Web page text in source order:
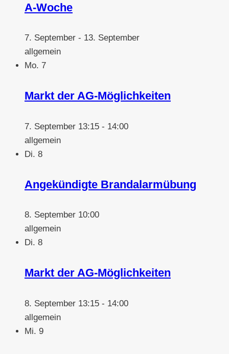
A-Woche
7. September - 13. September
allgemein
Mo. 7
Markt der AG-Möglichkeiten
7. September 13:15 - 14:00
allgemein
Di. 8
Angekündigte Brandalarmübung
8. September 10:00
allgemein
Di. 8
Markt der AG-Möglichkeiten
8. September 13:15 - 14:00
allgemein
Mi. 9